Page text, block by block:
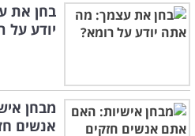
בחן את
יודע על
מבחן
אנשים